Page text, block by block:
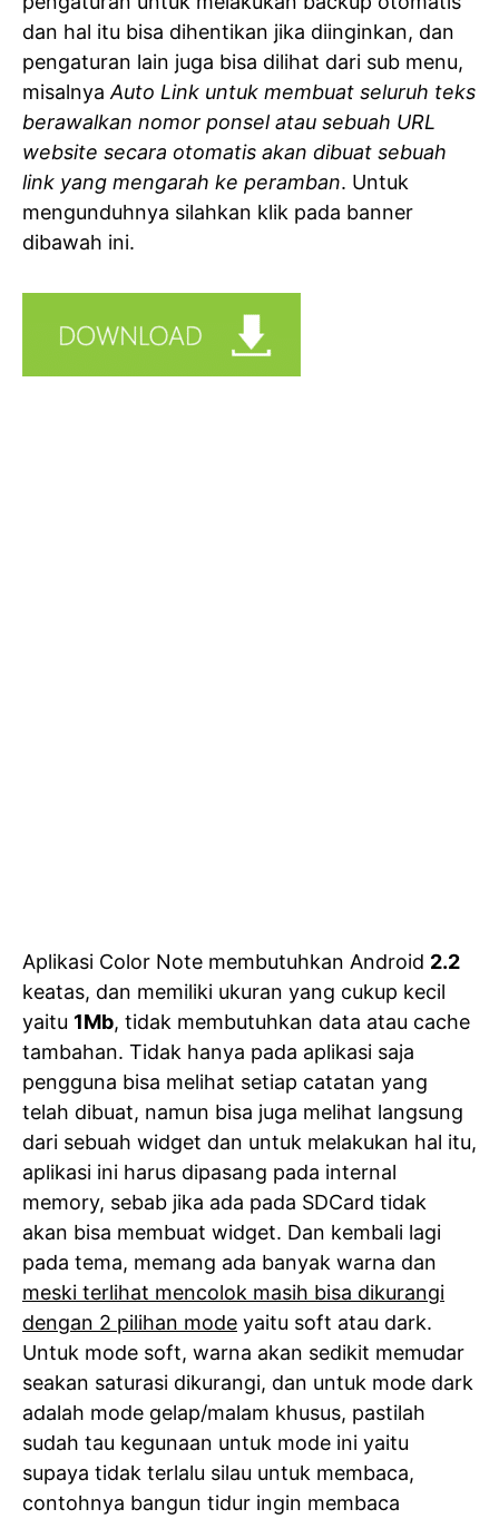
dan hal itu bisa dihentikan jika diinginkan, dan
pengaturan lain juga bisa dilihat dari sub menu,
misalnya Auto Link untuk membuat seluruh teks
berawalkan nomor ponsel atau sebuah URL
website secara otomatis akan dibuat sebuah
link yang mengarah ke peramban. Untuk
mengunduhnya silahkan klik pada banner
dibawah ini.
Aplikasi Color Note membutuhkan Android 2.2
keatas, dan memiliki ukuran yang cukup kecil
yaitu 1Mb, tidak membutuhkan data atau cache
tambahan. Tidak hanya pada aplikasi saja
pengguna bisa melihat setiap catatan yang
telah dibuat, namun bisa juga melihat langsung
dari sebuah widget dan untuk melakukan hal itu,
aplikasi ini harus dipasang pada internal
memory, sebab jika ada pada SDCard tidak
akan bisa membuat widget. Dan kembali lagi
pada tema, memang ada banyak warna dan
meski terlihat mencolok masih bisa dikurangi
dengan 2 pilihan mode yaitu soft atau dark.
Untuk mode soft, warna akan sedikit memudar
seakan saturasi dikurangi, dan untuk mode dark
adalah mode gelap/malam khusus, pastilah
sudah tau kegunaan untuk mode ini yaitu
supaya tidak terlalu silau untuk membaca,
contohnya bangun tidur ingin membaca